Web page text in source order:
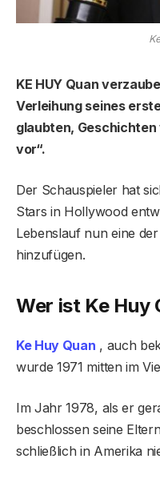
KE HUY Quan
Verleihung seines
glaubten, Geschichten
vor“.
Der Schauspieler hat
Stars in Hollywood
Lebenslauf nun eine
hinzufügen.
Wer ist Ke Huy
Ke Huy Quan , auch
wurde 1971 mitten im
Im Jahr 1978, als er
beschlossen seine
schließlich in Amerika